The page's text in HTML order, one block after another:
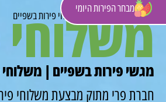
מבחר הפירות היומי
פרי מתוק» משלוחים»משלוחי פירות בשפיים
משלוחי
מגשי פירות בשפיים |
חברת פרי מתוק מבצעת משלוחי